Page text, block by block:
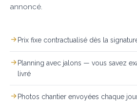
annoncé.
Prix fixe contractualisé dès la
Planning avec jalons — vous savez
livré
Photos chantier envoyées chaque